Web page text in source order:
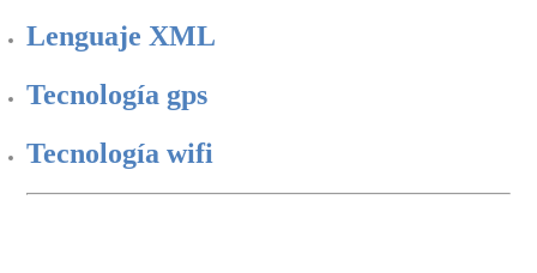
Lenguaje XML
Tecnología gps
Tecnología wifi